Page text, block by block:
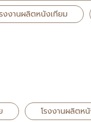
งงานผลิตหนังเทียม
โรงงานผลิตห